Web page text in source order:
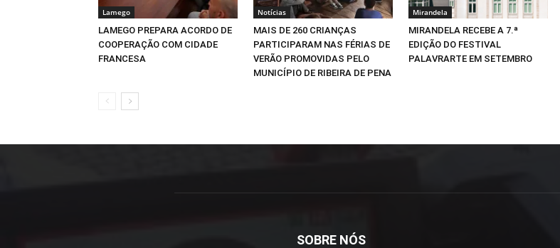
Lamego
LAMEGO PREPARA ACORDO DE
COOPERAÇÃO COM CIDADE
FRANCESA
Notícias
MAIS DE 260 CRIANÇAS
PARTICIPARAM NAS FÉRIAS DE
VERÃO PROMOVIDAS PELO
MUNICÍPIO DE RIBEIRA DE PENA
Mirandela
MIRANDELA RECEBE A 7.ª
EDIÇÃO DO FESTIVAL
PALAVRARTE EM SETEMBRO
SOBRE NÓS